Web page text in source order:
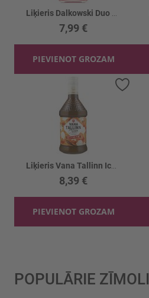
7,99 €
PIEVIENOT GROZAM
8,39 €
PIEVIENOT GROZAM
POPULĀRIE ZĪMOLI